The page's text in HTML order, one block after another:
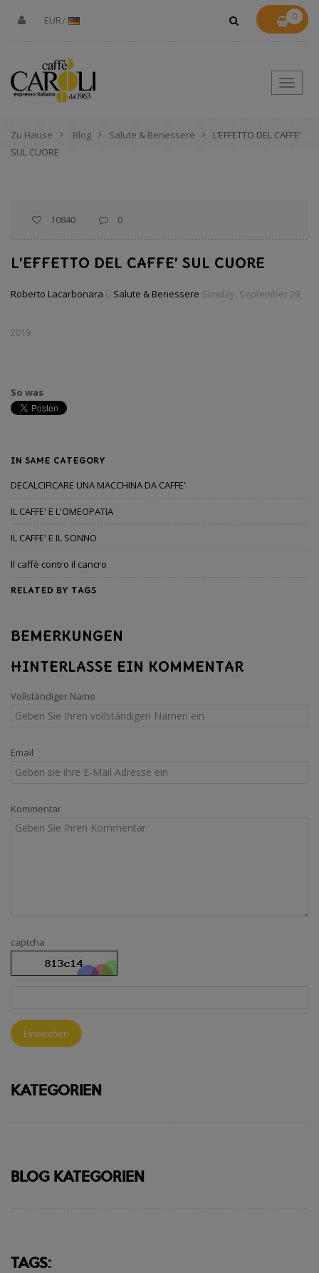
EUR 0
Zu Hause Blog Salute & Benessere
L’EFFETTO DEL CAFFE’
SUL CUORE
10840 0
L’EFFETTO DEL CAFFE’ SUL CUORE
Roberto Lacarbonara Salute & Benessere Sunday, September 29,
2019
So was
IN SAME CATEGORY
DECALCIFICARE UNA MACCHINA DA CAFFE'
IL CAFFE' E L'OMEOPATIA
IL CAFFE' E IL SONNO
Il caffè contro il cancro
RELATED BY TAGS
BEMERKUNGEN
HINTERLASSE EIN KOMMENTAR
Vollständiger Name
Email
Kommentar
captcha
Einreichen
KATEGORIEN
BLOG KATEGORIEN
TAGS: